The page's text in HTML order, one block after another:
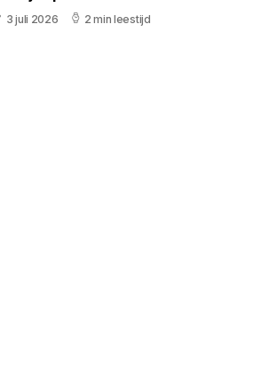
3 juli 2026 2 min leestijd